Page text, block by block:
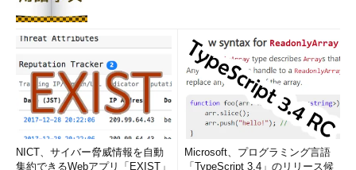
NICT、サイバー脅威情報を自動
集約できるWebアプリ「EXIST」
Microsoft、プログラミング言語
「TypeScript 3.4」のリリース候